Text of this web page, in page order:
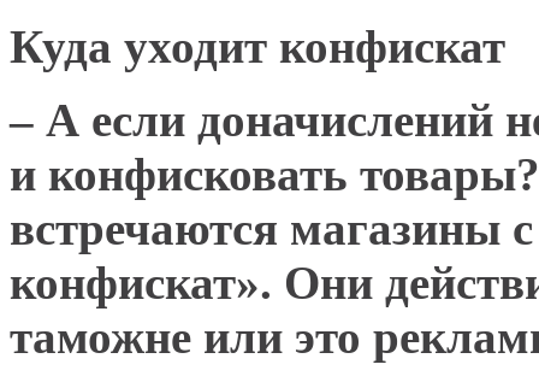
Куда уходит конфискат
– А если доначислений
и конфисковать
встречаются магазины
конфискат». Они
таможне или это